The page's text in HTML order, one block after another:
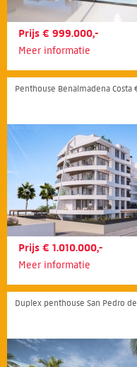
Prijs € 999.000,-
Meer informatie
Penthouse Benalmadena Costa
Prijs € 1.010.000,-
Meer informatie
Duplex penthouse San Pedro de